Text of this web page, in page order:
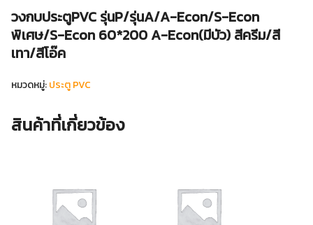
วงกบประตูPVC รุ่นP/รุ่นA/A-Econ/S-Econ
พิเศษ/S-Econ 60*200 A-Econ(มีบัว) สีครีม/สี
เทา/สีโอ๊ค
หมวดหมู่:ประตู PVC
สินค้าที่เกี่ยวข้อง